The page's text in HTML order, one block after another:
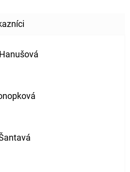
je 5 z 5 hvězdiček.
je 5 z 5 hvězdiček.
je 5 z 5 hvězdiček.